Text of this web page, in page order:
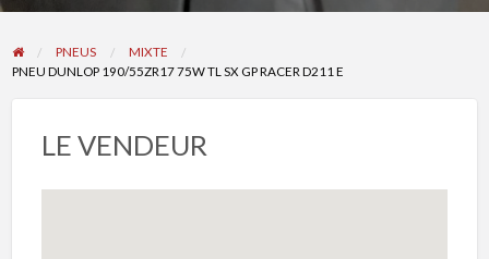
un
PNEUS
MIXTE
PNEU DUNLOP 190/55ZR17 75W TL SX GP RACER D211 E
LE VENDEUR